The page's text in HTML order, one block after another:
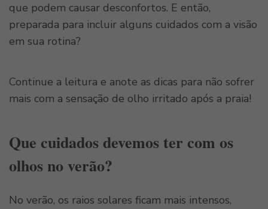
que podem causar desconfortos. E então,
preparada para incluir alguns cuidados com a visão
em sua rotina?
Continue a leitura e anote as dicas para não sofrer
mais com a sensação de olho irritado após a praia!
Que cuidados devemos ter com os
olhos no verão?
No verão, os raios solares ficam mais intensos,